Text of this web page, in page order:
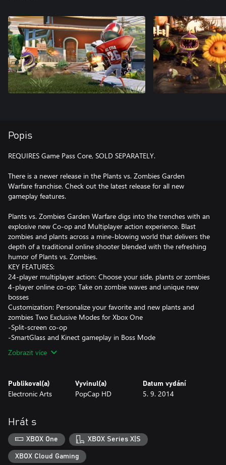
Popis
REQUIRES Game Pass Core, SOLD SEPARATELY.
There is a newer release in the Plants vs. Zombies Garden
Warfare franchise. Check out the latest release for all new
gameplay features.
Plants vs. Zombies Garden Warfare digs into the trenches with an
explosive new Co-op and Multiplayer action experience. Blast
zombies and plants across a mine-blowing world that delivers the
depth of a traditional online shooter blended with the refreshing
humor of Plants vs. Zombies.
KEY FEATURES:
24-player multiplayer action: Choose your side, plants or zombies
4-player online co-op: Take on zombie waves and unique new
bosses
Customization: Personalize your favorite and new plants and
zombies Two Exclusive Modes for Xbox One
-Split-screen co-op
-SmartGlass and Kinect gameplay in Boss Mode
Zobrazit více
Publikoval(a)
Electronic Arts
Vyvinul(a)
PopCap HD
Datum vydání
5. 9. 2014
Hrát s
XBOX One XBOX Series X|S
XBOX Cloud Gaming